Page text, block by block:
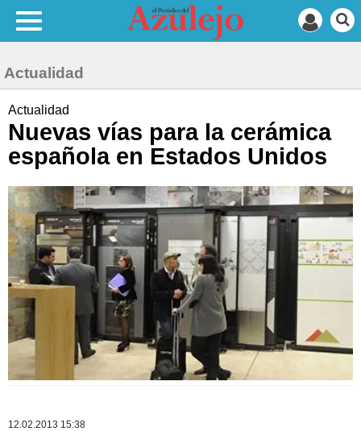
Actualidad
Actualidad
Nuevas vías para la cerámica
española en Estados Unidos
12.02.2013 15:38